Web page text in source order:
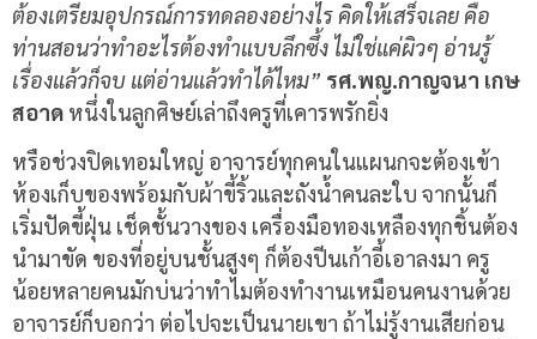
ต้องเตรียมอุปกรณ์การทดลองอย่างไร คิดให้เสร็จเลย คือ
ท่านสอนว่าทำอะไรต้องทำแบบลึกซึ้ง ไม่ใช่แค่ผิวๆ อ่านรู้
เรื่องแล้วก็จบ แต่อ่านแล้วทำได้ไหม” รศ.พญ.กาญจนา เกษ
สอาด หนึ่งในลูกศิษย์เล่าถึงครูที่เคารพรักยิ่ง
หรือช่วงปิดเทอมใหญ่ อาจารย์ทุกคนในแผนกจะต้องเข้า
ห้องเก็บของพร้อมกับผ้าขี้ริ้วและถังน้ำคนละใบ จากนั้นก็
เริ่มปัดขี้ฝุ่น เช็ดชั้นวางของ เครื่องมือทองเหลืองทุกชิ้นต้อง
นำมาขัด ของที่อยู่บนชั้นสูงๆ ก็ต้องปีนเก้าอี้เอาลงมา ครู
น้อยหลายคนมักบ่นว่าทำไมต้องทำงานเหมือนคนงานด้วย
อาจารย์ก็บอกว่า ต่อไปจะเป็นนายเขา ถ้าไม่รู้งานเสียก่อน